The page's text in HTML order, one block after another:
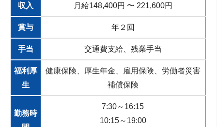
収入 月給148,400円 〜 221,600円
賞与 年２回
手当 交通費支給、残業手当
福利厚
生
健康保険、厚生年金、雇用保険、労働者災害
補償保険
勤務時
7:30～16:15
10:15～19:00